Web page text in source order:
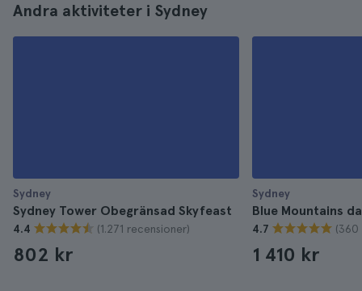
Andra aktiviteter i Sydney
Sydney
Sydney Tower Obegränsad Skyfeast
4.4 (1.271 recensioner)
802 kr
Sydney
Blue Mountains
4.7 (360
1 410 kr